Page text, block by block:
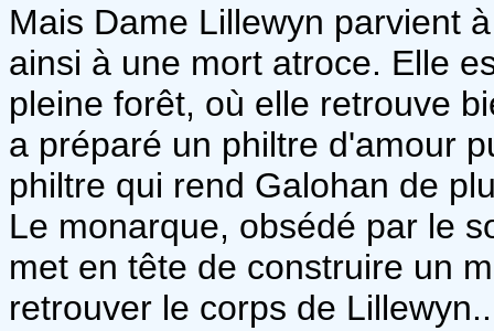
Mais Dame Lillewyn parvient
ainsi à une mort atroce. Elle
pleine forêt, où elle retrouve
a préparé un philtre d'amour
philtre qui rend Galohan de
Le monarque, obsédé par le
met en tête de construire un
retrouver le corps de